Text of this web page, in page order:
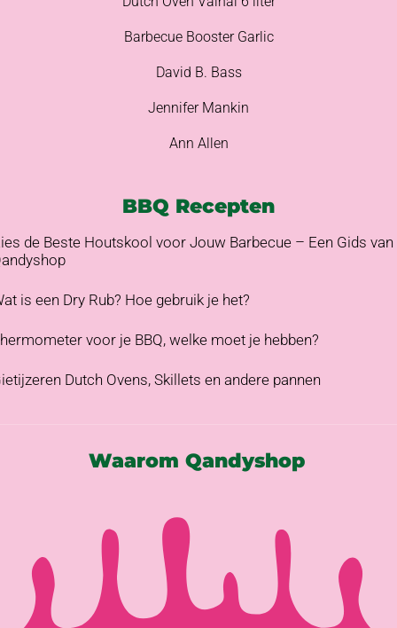
Barbecue Booster Garlic
David B. Bass
Jennifer Mankin
Ann Allen
BBQ Recepten
de Beste Houtskool voor Jouw Barbecue – Een Gids van
is een Dry Rub? Hoe gebruik je het?
voor je BBQ, welke moet je hebben?
Dutch Ovens, Skillets en andere pannen
Waarom Qandyshop